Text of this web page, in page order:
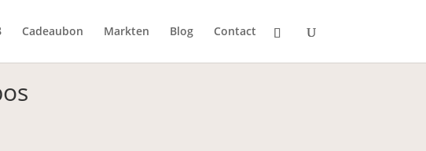
Cadeaubon Markten Blog Contact